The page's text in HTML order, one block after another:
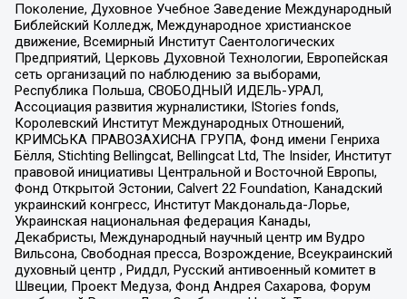
Поколение, Духовное Учебное Заведение Международный
Библейский Колледж, Международное христианское
движение, Всемирный Институт Саентологических
Предприятий, Церковь Духовной Технологии, Европейская
сеть организаций по наблюдению за выборами,
Республика Польша, СВОБОДНЫЙ ИДЕЛЬ-УРАЛ,
Ассоциация развития журналистики, IStories fonds,
Королевский Институт Международных Отношений,
КРИМСЬКА ПРАВОЗАХИСНА ГРУПА, Фонд имени Генриха
Бёлля, Stichting Bellingcat, Bellingcat Ltd, The Insider, Институт
правовой инициативы Центральной и Восточной Европы,
Фонд Открытой Эстонии, Calvert 22 Foundation, Канадский
украинский конгресс, Институт Макдональда-Лорье,
Украинская национальная федерация Канады,
Декабристы, Международный научный центр им Вудро
Вильсона, Свободная пресса, Возрождение, Всеукраинский
духовный центр , Риддл, Русский антивоенный комитет в
Швеции, Проект Медуза, Фонд Андрея Сахарова, Форум